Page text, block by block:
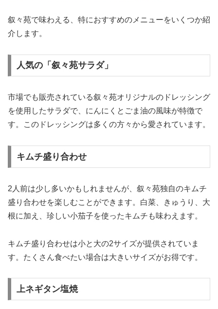
叙々苑で味わえる、特におすすめのメニューをいくつか紹
介します。
人気の「叙々苑サラダ」
市場でも販売されている叙々苑オリジナルのドレッシング
を使用したサラダで、にんにくとごま油の風味が特徴で
す。このドレッシングは多くの方々から愛されています。
キムチ盛り合わせ
2人前は少し多いかもしれませんが、叙々苑独自のキムチ
盛り合わせを楽しむことができます。白菜、きゅうり、大
根に加え、珍しい小茄子を使ったキムチも味わえます。
キムチ盛り合わせは小と大の2サイズが提供されていま
す。たくさん食べたい場合は大きいサイズがお得です。
上ネギタン塩焼